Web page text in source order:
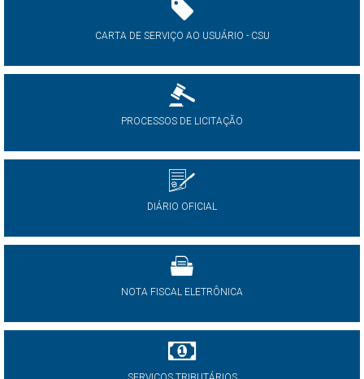
CARTA DE SERVIÇO AO USUÁRIO - CSU
PROCESSOS DE LICITAÇÃO
DIÁRIO OFICIAL
NOTA FISCAL ELETRÔNICA